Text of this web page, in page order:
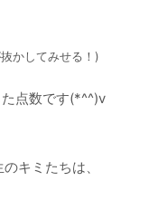
かしてみせる！)
点数です(*^^)v
キミたちは、